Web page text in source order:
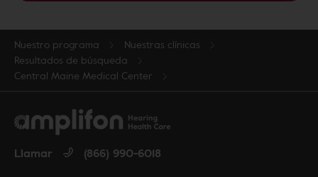
Nuestro programa
Nuestras clínicas
Resultados de búsqueda
Central Maine Medical Center
Llamar (866) 990-6018